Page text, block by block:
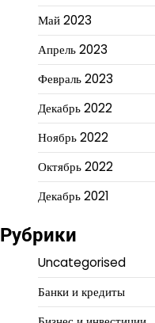
Май 2023
Апрель 2023
Февраль 2023
Декабрь 2022
Ноябрь 2022
Октябрь 2022
Декабрь 2021
Рубрики
Uncategorised
Банки и кредиты